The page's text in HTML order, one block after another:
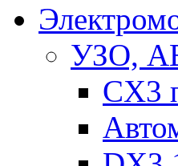
УЗО,
CX3